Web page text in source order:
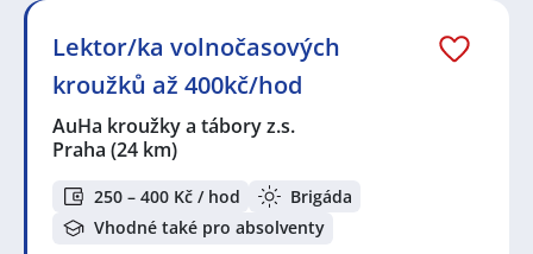
Lektor/ka volnočasových
kroužků až 400kč/hod
AuHa kroužky a tábory z.s.
Praha (24 km)
250 – 400 Kč / hod
Brigáda
Vhodné také pro absolventy